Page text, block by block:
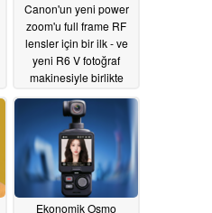
Canon'un yeni power
zoom'u full frame RF
lensler için bir ilk - ve
yeni R6 V fotoğraf
makinesiyle birlikte
05/14/2026
Ekonomik Osmo